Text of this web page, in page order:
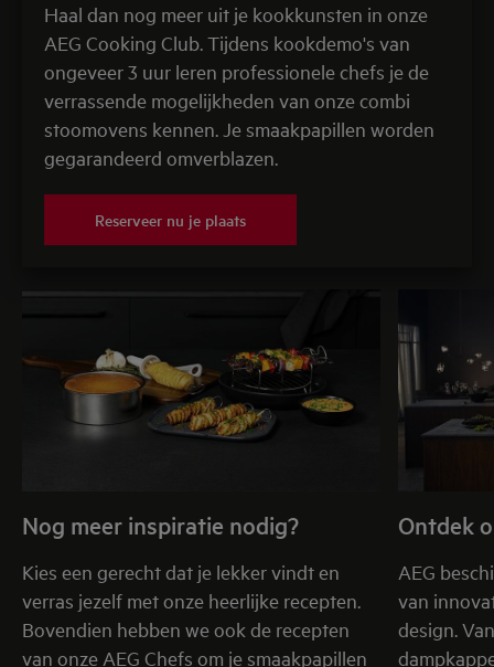
Haal dan nog meer uit je kookkunsten in onze
AEG Cooking Club. Tijdens kookdemo's van
ongeveer 3 uur leren professionele chefs je de
verrassende mogelijkheden van onze combi
stoomovens kennen. Je smaakpapillen worden
gegarandeerd omverblazen.
Reserveer nu je plaats
Nog meer inspiratie nodig?
Kies een gerecht dat je lekker vindt en
verras jezelf met onze heerlijke recepten.
Bovendien hebben we ook de recepten
van onze AEG Chefs om je smaakpapillen
Ontdek
AEG
van
design.